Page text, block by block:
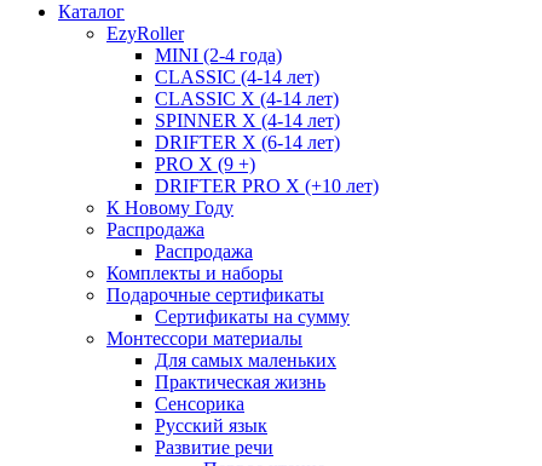
Каталог
EzyRoller
MINI (2-4 года)
CLASSIC (4-14 лет)
CLASSIC X (4-14 лет)
SPINNER X (4-14 лет)
DRIFTER X (6-14 лет)
PRO X (9 +)
DRIFTER PRO X (+10 лет)
К Новому Году
Распродажа
Распродажа
Комплекты и наборы
Подарочные сертификаты
Сертификаты на сумму
Монтессори материалы
Для самых маленьких
Практическая жизнь
Сенсорика
Русский язык
Развитие речи